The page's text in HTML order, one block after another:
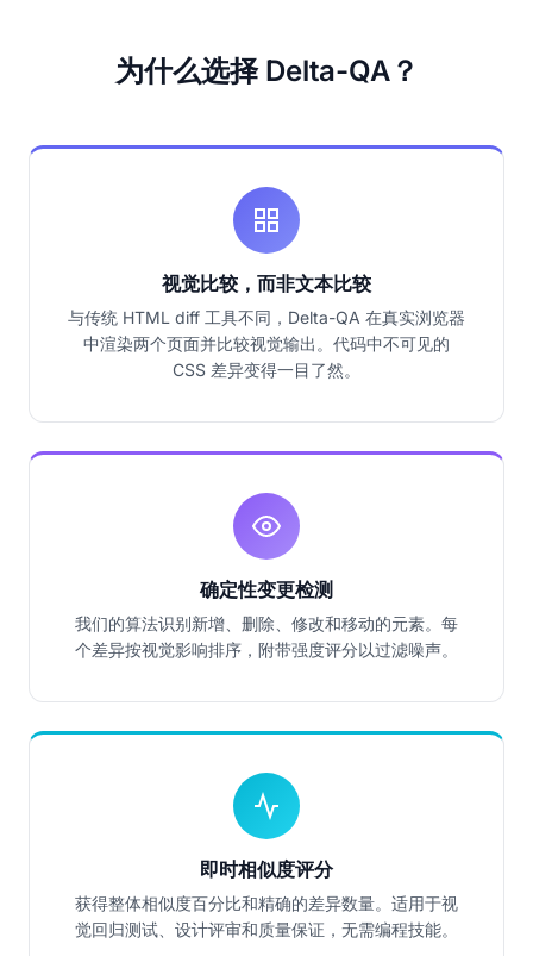
为什么选择 Delta-QA？
视觉比较，而非文本比较
与传统 HTML diff 工具不同，Delta-QA 在真实浏览器
中渲染两个页面并比较视觉输出。代码中不可见的
CSS 差异变得一目了然。
确定性变更检测
我们的算法识别新增、删除、修改和移动的元素。每
个差异按视觉影响排序，附带强度评分以过滤噪声。
即时相似度评分
获得整体相似度百分比和精确的差异数量。适用于视
觉回归测试、设计评审和质量保证，无需编程技能。